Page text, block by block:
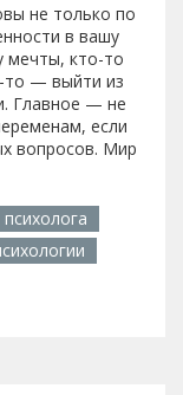
не только по
в вашу
мечты, кто-то
то — выйти из
Главное — не
если
вопросов. Мир